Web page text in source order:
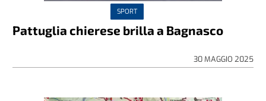
SPORT
Pattuglia chierese brilla a Bagnasco
30 MAGGIO 2025